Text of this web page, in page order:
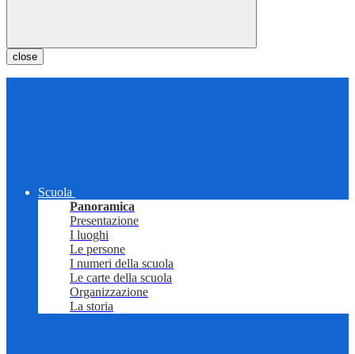
close
Scuola
Panoramica
Presentazione
I luoghi
Le persone
I numeri della scuola
Le carte della scuola
Organizzazione
La storia